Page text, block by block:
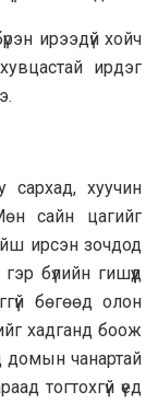
ирээдүй хойч
хувцастай ирдэг
сархад, хуучин
сайн цагийг
ирсэн зочдод
бүлийн гишүүд
бөгөөд олон
хадганд боож
домын чанартай
тогтохгүй үед